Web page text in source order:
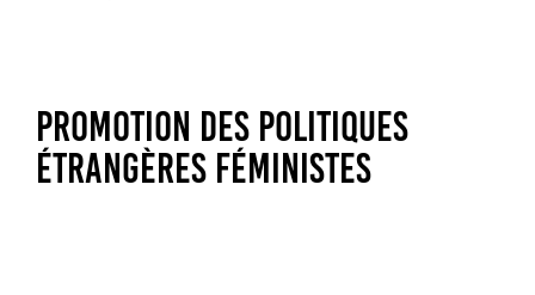
PROMOTION DES POLITIQUES
ÉTRANGÈRES FÉMINISTES